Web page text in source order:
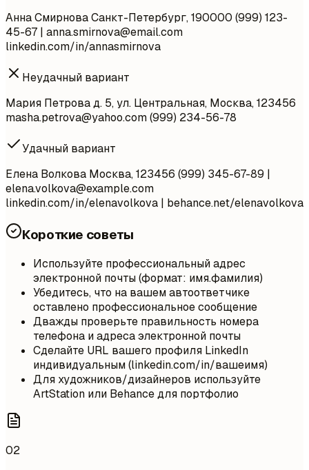
Анна Смирнова Санкт-Петербург, 190000 (999) 123-
45-67 | anna.smirnova@email.com
linkedin.com/in/annasmirnova
Неудачный вариант
Мария Петрова д. 5, ул. Центральная, Москва, 123456
masha.petrova@yahoo.com(999) 234-56-78
Удачный вариант
Елена Волкова Москва, 123456 (999) 345-67-89 |
elena.volkova@example.com
linkedin.com/in/elenavolkova | behance.net/elenavolkova
Короткие советы
Используйте профессиональный адрес
электронной почты (формат: имя.фамилия)
Убедитесь, что на вашем автоответчике
оставлено профессиональное сообщение
Дважды проверьте правильность номера
телефона и адреса электронной почты
Сделайте URL вашего профиля LinkedIn
индивидуальным (linkedin.com/in/вашеимя)
Для художников/дизайнеров используйте
ArtStation или Behance для портфолио
02